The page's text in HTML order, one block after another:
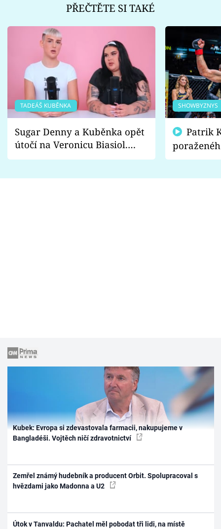
PŘEČTĚTE SI TAKÉ
TADEÁŠ KUBĚNKA
Sugar Denny a Kuběnka opět
útočí na Veronicu Biasiol.
Proč je podle nich falešná a
SHOWBYZNYS
fanoušci
Kubek: Evropa si zdevastovala farmacii, nakupujeme v
Bangladéši. Vojtěch ničí zdravotnictví
Zemřel známý hudebník a producent Orbit. Spolupracoval s
hvězdami jako Madonna a U2
Útok v Tanvaldu: Pachatel měl pobodat tři lidi, na místě